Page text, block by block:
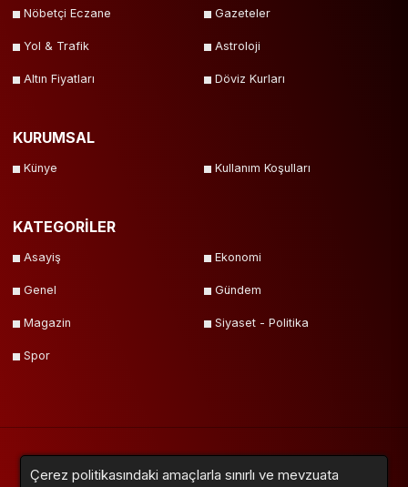
Nöbetçi Eczane Gazeteler
Yol & Trafik Astroloji
Altın Fiyatları Döviz Kurları
KURUMSAL
Künye Kullanım Koşulları
KATEGORİLER
Asayiş Ekonomi
Genel Gündem
Magazin Siyaset - Politika
Spor
Çerez politikasındaki amaçlarla sınırlı ve mevzuata